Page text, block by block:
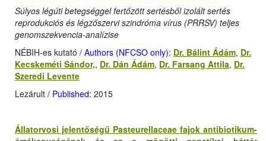
Súlyos légúti betegséggel fertőzött sertésből izolált sertés
reprodukciós és légzőszervi szindróma vírus (PRRSV) teljes
genomszekvencia-analízise
NÉBIH-es kutató / Authors (NFCSO only): Dr. Bálint Ádám, Dr.
Kecskeméti Sándor,, Dr. Dán Ádám, Dr. Farsang Attila, Dr.
Szeredi Levente
Lezárult / Published: 2015
Állatorvosi jelentőségű Pasteurellaceae fajok antibiotikum-